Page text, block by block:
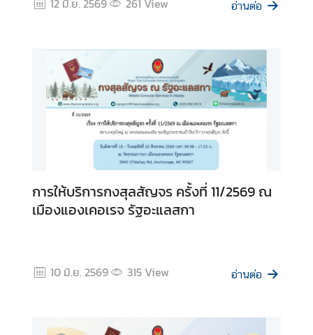
“Thailand: Navigating the Path
อ่านต่อ
การให้บริการกงสุลสัญจร ครั้งที่ 11/2569 ณ
เมืองแองเคอเรจ รัฐอะแลสกา
10 มิ.ย. 2569 315View อ่านต่อ